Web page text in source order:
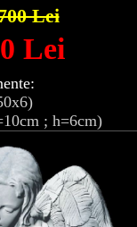
Lei
Lei
; h=6cm)